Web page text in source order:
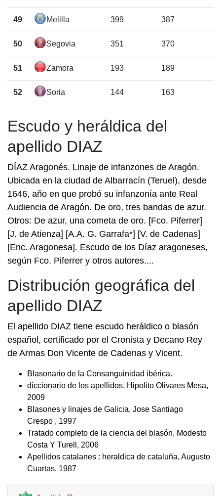
49 Melilla 399 387
50 Segovia 351 370
51 Zamora 193 189
52 Soria 144 163
Escudo y heráldica del
apellido DIAZ
DÍAZ Aragonés. Linaje de infanzones de Aragón.
Ubicada en la ciudad de Albarracín (Teruel), desde
1646, año en que probó su infanzonía ante Real
Audiencia de Aragón. De oro, tres bandas de azur.
Otros: De azur, una cometa de oro. [Fco. Piferrer]
[J. de Atienza] [A.A. G. Garrafa*] [V. de Cadenas]
[Enc. Aragonesa]. Escudo de los Díaz aragoneses,
según Fco. Piferrer y otros autores....
Distribución geográfica del
apellido DIAZ
El apellido DIAZ tiene escudo heráldico o blasón
español, certificado por el Cronista y Decano Rey
de Armas Don Vicente de Cadenas y Vicent.
Blasonario de la Consanguinidad ibérica.
diccionario de los apellidos, Hipolito Olivares Mesa,
2009
Blasones y linajes de Galicia, Jose Santiago
Crespo , 1997
Tratado completo de la ciencia del blasón, Modesto
Costa Y Turell, 2006
Apellidos catalanes : heraldica de cataluña, Augusto
Cuartas, 1987